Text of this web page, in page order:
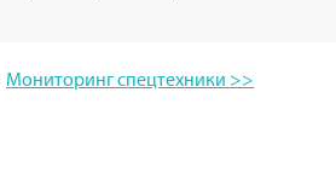
Мониторинг спецтехники >>